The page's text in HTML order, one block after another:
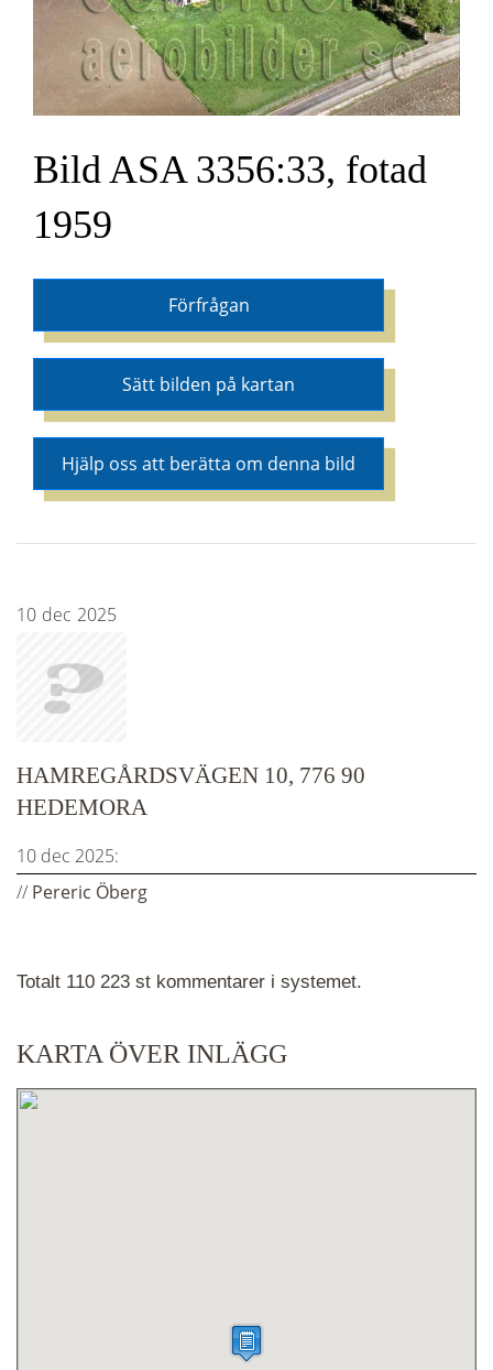
Bild ASA 3356:33, fotad
1959
Förfrågan
Sätt bilden på kartan
Hjälp oss att berätta om denna bild
Totalt 110 223 st kommentarer i systemet.
KARTA ÖVER INLÄGG
10 dec 2025
HAMREGÅRDSVÄGEN 10, 776 90
HEDEMORA
10 dec 2025:
// Pereric Öberg